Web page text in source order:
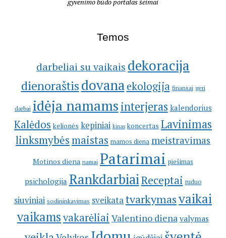
Temos
darbeliai su vaikais dekoracija
dienoraštisdovana ekologija finansai geri
darbai idėja namams interjeras kalendorius
Kalėdos kelionės kepiniai kinas koncertas Lavinimas
linksmybėsmaistas mamos diena meistravimas
Motinos diena namai Patarimai piešimas
psichologija RankdarbiaiReceptai ruduo
siuviniai sodininkavimas sveikatatvarkymasvaikai
vaikamsvakarėliai Valentino diena valymas